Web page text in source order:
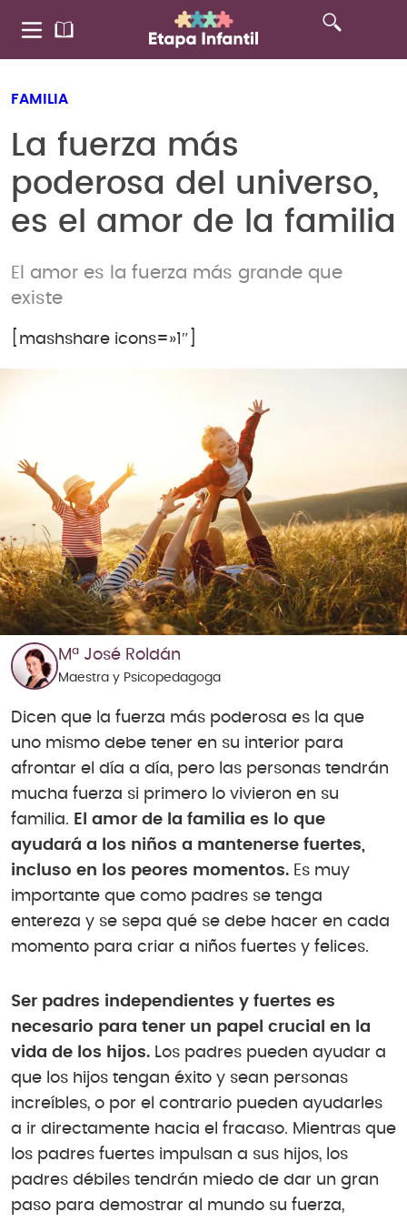
FAMILIA
La fuerza más
poderosa del universo,
es el amor de la familia
El amor es la fuerza más grande que
existe
[mashshare icons=»1″]
Mª José Roldán
Maestra y Psicopedagoga
Dicen que la fuerza más poderosa es la que
uno mismo debe tener en su interior para
afrontar el día a día, pero las personas tendrán
mucha fuerza si primero lo vivieron en su
familia. El amor de la familia es lo que
ayudará a los niños a mantenerse fuertes,
incluso en los peores momentos. Es muy
importante que como padres se tenga
entereza y se sepa qué se debe hacer en cada
momento para criar a niños fuertes y felices.
Ser padres independientes y fuertes es
necesario para tener un papel crucial en la
vida de los hijos. Los padres pueden ayudar a
que los hijos tengan éxito y sean personas
increíbles, o por el contrario pueden ayudarles
a ir directamente hacia el fracaso. Mientras que
los padres fuertes impulsan a sus hijos, los
padres débiles tendrán miedo de dar un gran
paso para demostrar al mundo su fuerza,